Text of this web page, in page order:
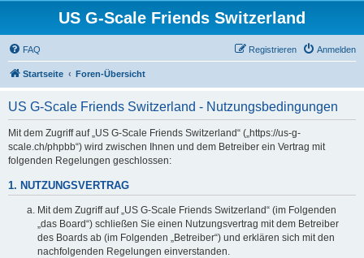
US G-Scale Friends Switzerland
FAQ Anmelden
Registrieren
Startseite Foren-Übersicht
US G-Scale Friends Switzerland - Nutzungsbedingungen
Mit dem Zugriff auf „US G-Scale Friends Switzerland“ („https://us-g-
scale.ch/phpbb“) wird zwischen Ihnen und dem Betreiber ein Vertrag mit
folgenden Regelungen geschlossen:
1. NUTZUNGSVERTRAG
Mit dem Zugriff auf „US G-Scale Friends Switzerland“ (im Folgenden
„das Board“) schließen Sie einen Nutzungsvertrag mit dem Betreiber
des Boards ab (im Folgenden „Betreiber“) und erklären sich mit den
nachfolgenden Regelungen einverstanden.